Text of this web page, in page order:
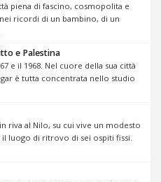
piena di fascino, cosmopolita e
ricordi di un bambino, di un
e Palestina
e il 1968. Nel cuore della sua città
è tutta concentrata nello studio
riva al Nilo, su cui vive un modesto
il luogo di ritrovo di sei ospiti fissi.